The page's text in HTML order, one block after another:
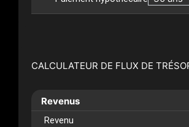
CALCULATEUR DE FLUX DE
Revenus
Revenu